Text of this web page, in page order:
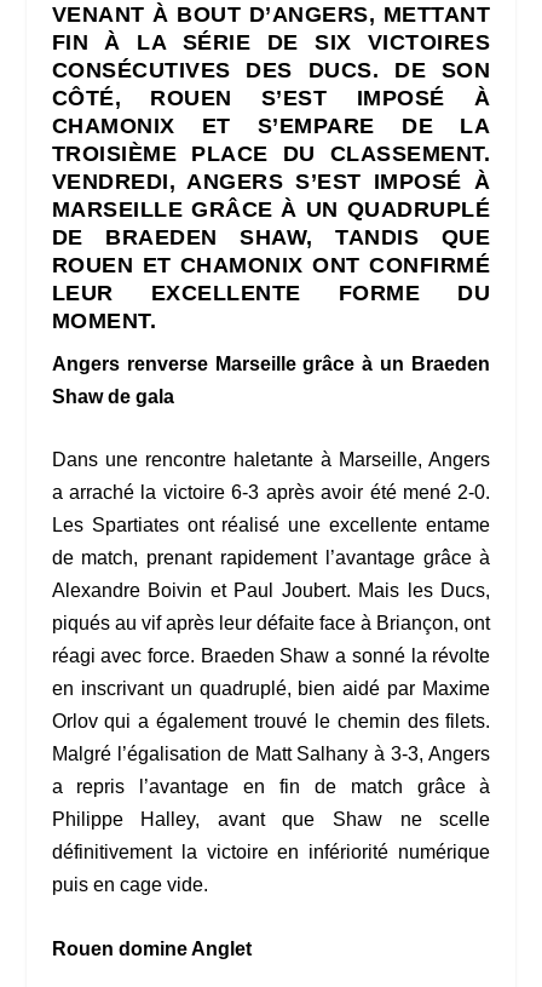
VENANT À BOUT D’ANGERS, METTANT
FIN À LA SÉRIE DE SIX VICTOIRES
CONSÉCUTIVES DES DUCS. DE SON
CÔTÉ, ROUEN S’EST IMPOSÉ À
CHAMONIX ET S’EMPARE DE LA
TROISIÈME PLACE DU CLASSEMENT.
VENDREDI, ANGERS S’EST IMPOSÉ À
MARSEILLE GRÂCE À UN QUADRUPLÉ
DE BRAEDEN SHAW, TANDIS QUE
ROUEN ET CHAMONIX ONT CONFIRMÉ
LEUR EXCELLENTE FORME DU
MOMENT.
Angers renverse Marseille grâce à un Braeden
Shaw de gala
Dans une rencontre haletante à Marseille, Angers
a arraché la victoire 6-3 après avoir été mené 2-0.
Les Spartiates ont réalisé une excellente entame
de match, prenant rapidement l’avantage grâce à
Alexandre Boivin et Paul Joubert. Mais les Ducs,
piqués au vif après leur défaite face à Briançon, ont
réagi avec force. Braeden Shaw a sonné la révolte
en inscrivant un quadruplé, bien aidé par Maxime
Orlov qui a également trouvé le chemin des filets.
Malgré l’égalisation de Matt Salhany à 3-3, Angers
a repris l’avantage en fin de match grâce à
Philippe Halley, avant que Shaw ne scelle
définitivement la victoire en infériorité numérique
puis en cage vide.
Rouen domine Anglet